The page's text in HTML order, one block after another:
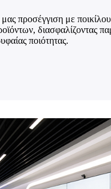
προσέγγιση με
διασφαλίζοντας
ποιότητας.